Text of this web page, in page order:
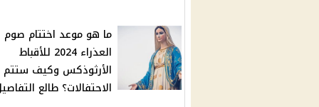
ما هو موعد اختتام صوم
العذراء 2024 للأقباط
الأرثوذكس وكيف ستتم
الاحتفالات؟ طالع